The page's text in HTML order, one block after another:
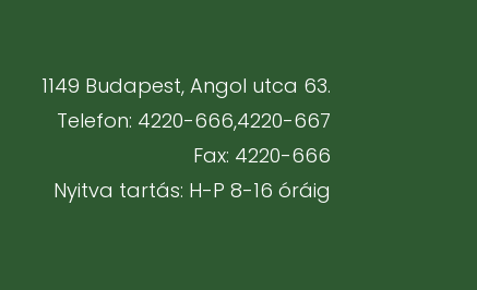
1149 Budapest, Angol utca 63.
Telefon: 4220-666,4220-667
Fax: 4220-666
Nyitva tartás: H-P 8-16 óráig